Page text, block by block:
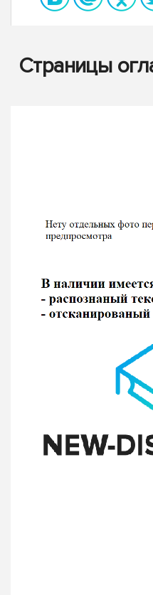
Страницы